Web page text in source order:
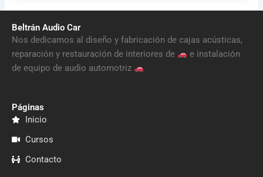
Beltrán Audio Car
Nos dedicamos al diseño y fabricación de cajas acústicas,
reparación y restauración de interiores de
e instalación
de equipo de audio automotriz
Páginas
Inicio
Cursos
Contacto